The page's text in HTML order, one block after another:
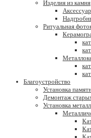
Изделия из камня
Ритуальная
Благоустройство
Установка
Демонтаж
Установка